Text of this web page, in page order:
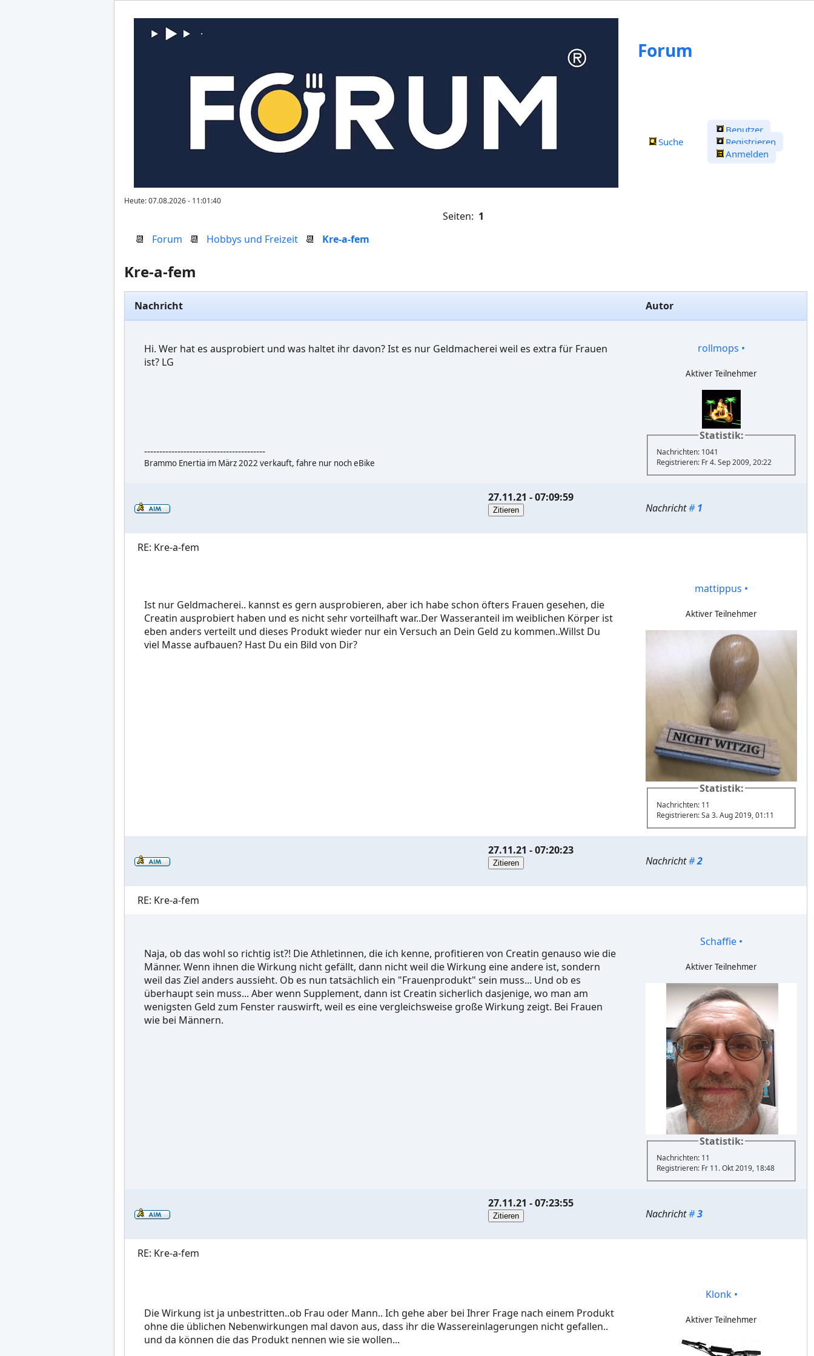
Forum
Suche
Benutzer
Registrieren
Anmelden
Heute: 07.08.2026 - 11:01:40
Seiten: 1
📆 Forum 📆 Hobbys und Freizeit 📆 Kre-a-fem
Kre-a-fem
Nachricht Autor
Hi. Wer hat es ausprobiert und was haltet ihr davon? Ist es nur Geldmacherei weil es extra für Frauen
ist? LG
----------------------------------------
Brammo Enertia im März 2022 verkauft, fahre nur noch eBike
rollmops •
Aktiver Teilnehmer
Statistik:
Nachrichten: 1041
Registrieren: Fr 4. Sep 2009, 20:22
27.11.21 - 07:09:59
Nachricht#1
RE: Kre-a-fem
Ist nur Geldmacherei.. kannst es gern ausprobieren, aber ich habe schon öfters Frauen gesehen, die
Creatin ausprobiert haben und es nicht sehr vorteilhaft war..Der Wasseranteil im weiblichen Körper ist
eben anders verteilt und dieses Produkt wieder nur ein Versuch an Dein Geld zu kommen..Willst Du
viel Masse aufbauen? Hast Du ein Bild von Dir?
mattippus •
Aktiver Teilnehmer
Statistik:
Nachrichten: 11
Registrieren: Sa 3. Aug 2019, 01:11
27.11.21 - 07:20:23
Nachricht#2
RE: Kre-a-fem
Naja, ob das wohl so richtig ist?! Die Athletinnen, die ich kenne, profitieren von Creatin genauso wie die
Männer. Wenn ihnen die Wirkung nicht gefällt, dann nicht weil die Wirkung eine andere ist, sondern
weil das Ziel anders aussieht. Ob es nun tatsächlich ein "Frauenprodukt" sein muss... Und ob es
überhaupt sein muss... Aber wenn Supplement, dann ist Creatin sicherlich dasjenige, wo man am
wenigsten Geld zum Fenster rauswirft, weil es eine vergleichsweise große Wirkung zeigt. Bei Frauen
wie bei Männern.
Schaffie •
Aktiver Teilnehmer
Statistik:
Nachrichten: 11
Registrieren: Fr 11. Okt 2019, 18:48
27.11.21 - 07:23:55
Nachricht#3
RE: Kre-a-fem
Die Wirkung ist ja unbestritten..ob Frau oder Mann.. Ich gehe aber bei Ihrer Frage nach einem Produkt
ohne die üblichen Nebenwirkungen mal davon aus, dass ihr die Wassereinlagerungen nicht gefallen..
und da können die das Produkt nennen wie sie wollen...
Klonk •
Aktiver Teilnehmer